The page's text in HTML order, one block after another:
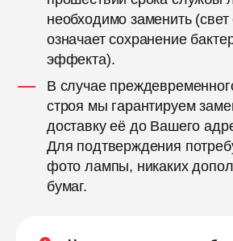
необходимо заменить
означает сохранение
эффекта).
В случае
строя мы гарантируем
доставку её до Вашего
Для подтверждения
фото лампы, никаких
бумаг.